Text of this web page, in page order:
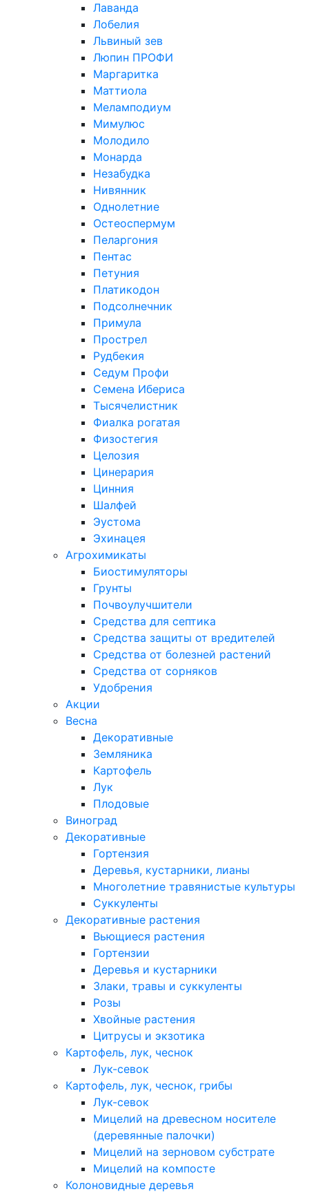
Лаванда
Лобелия
Львиный зев
Люпин ПРОФИ
Маргаритка
Маттиола
Меламподиум
Мимулюс
Молодило
Монарда
Незабудка
Нивянник
Однолетние
Остеоспермум
Пеларгония
Пентас
Петуния
Платикодон
Подсолнечник
Примула
Прострел
Рудбекия
Седум Профи
Семена Ибериса
Тысячелистник
Фиалка рогатая
Физостегия
Целозия
Цинерария
Цинния
Шалфей
Эустома
Эхинацея
Агрохимикаты
Биостимуляторы
Грунты
Почвоулучшители
Средства для септика
Средства защиты от вредителей
Средства от болезней растений
Средства от сорняков
Удобрения
Акции
Весна
Декоративные
Земляника
Картофель
Лук
Плодовые
Виноград
Декоративные
Гортензия
Деревья, кустарники, лианы
Многолетние травянистые культуры
Суккуленты
Декоративные растения
Вьющиеся растения
Гортензии
Деревья и кустарники
Злаки, травы и суккуленты
Розы
Хвойные растения
Цитрусы и экзотика
Картофель, лук, чеснок
Лук-севок
Картофель, лук, чеснок, грибы
Лук-севок
Мицелий на древесном носителе
(деревянные палочки)
Мицелий на зерновом субстрате
Мицелий на компосте
Колоновидные деревья